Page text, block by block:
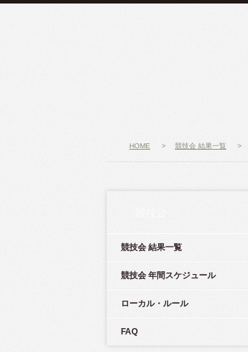
HOME > 競技会 結果一覧 >
競技会 結果一覧
競技会 年間スケジュール
ローカル・ルール
FAQ